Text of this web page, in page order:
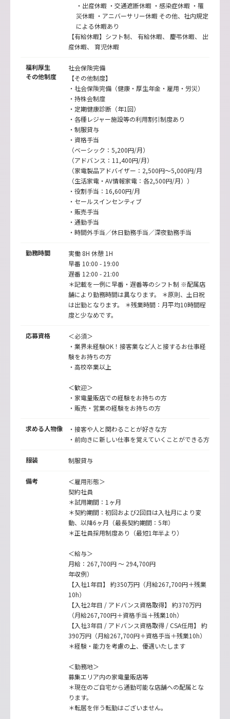
・出産休暇 ・交通遮断休暇 ・感染症休暇 ・罹
災休暇 ・アニバーサリー休暇 その他、社内規定
による休暇あり
【有給休暇】シフト制、 有給休暇、 慶弔休暇、 出
産休暇、 育児休暇
福利厚生
その他制度
社会保険完備
【その他制度】
・社会保険完備（健康・厚生年金・雇用・労災）
・持株会制度
・定期健康診断（年1回）
・各種レジャー施設等の利用割引制度あり
・制服貸与
・資格手当
（ベーシック：5,200円/月）
（アドバンス：11,400円/月）
（家電製品アドバイザー：2,500円～5,000円/月
（生活家電・AV情報家電：各2,500円/月））
・役割手当：16,600円/月
・セールスインセンティブ
・販売手当
・通勤手当
・時間外手当／休日勤務手当／深夜勤務手当
勤務時間
実働 8H 休憩 1H
早番 10:00 - 19:00
遅番 12:00 - 21:00
＊記載を一例に早番・遅番等のシフト制 ※配属店
舗により勤務時間は異なります。 ＊原則、土日祝
は出勤となります。 ＊残業時間：月平均10時間程
度と少なめです。
応募資格
＜必須＞
・業界未経験OK！接客業など人と接するお仕事経
験をお持ちの方
・高校卒業以上
＜歓迎＞
・家電量販店での経験をお持ちの方
・販売・営業の経験をお持ちの方
求める人物像
・接客や人と関わることが好きな方
・前向きに新しい仕事を覚えていくことができる方
服装 制服貸与
備考
＜雇用形態＞
契約社員
＊試用期間：1ヶ月
＊契約期間：初回および2回目は入社月により変
動、以降6ヶ月（最長契約期間：5年）
＊正社員採用制度あり（最短1年半より）
＜給与＞
月給：267,700円 ～ 294,700円
年収例）
【入社1年目】 約350万円（月給267,700円＋残業
10h）
【入社2年目 / アドバンス資格取得】 約370万円
（月給267,700円＋資格手当＋残業10h）
【入社3年目 / アドバンス資格取得 / CSA任用】 約
390万円（月給267,700円＋資格手当＋残業10h）
＊経験・能力を考慮の上、優遇いたします
＜勤務地＞
募集エリア内の家電量販店等
＊現在のご自宅から通勤可能な店舗への配属とな
ります。
＊転居を伴う転勤はございません。